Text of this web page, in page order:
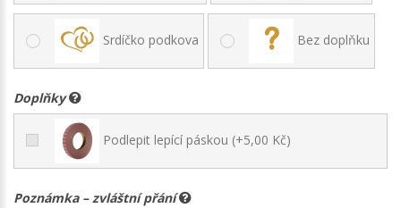
Srdíčko podkova Bez doplňku
Doplňky
Podlepit lepící páskou (+5,00 Kč)
Poznámka – zvláštní přání